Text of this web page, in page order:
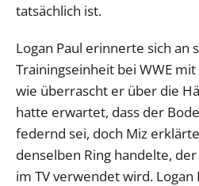
tatsächlich ist.
Logan Paul erinnerte sich an
Trainingseinheit bei WWE
wie überrascht er über die
hatte erwartet, dass der
federnd sei, doch Miz
denselben Ring handelte,
im TV verwendet wird. Logan